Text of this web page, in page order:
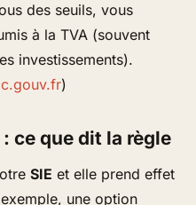
des seuils, vous
à la TVA (souvent
investissements).
)
ce que dit la règle
SIE et elle prend effet
une option